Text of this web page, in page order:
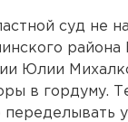
суд не
района
Юлии
в гордуму.